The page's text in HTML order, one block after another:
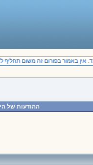
אין באמור בפורום זה משום תחליף
ההודעות של